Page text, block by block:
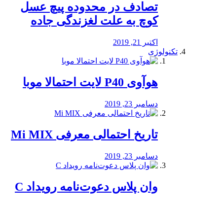
تصادف در محدوده پیچ عسل
کوچ به علت لغزندگی جاده
اکتبر 21, 2019
تکنولوژی
هوآوی P40 لایت احتمالا موبا
دسامبر 23, 2019
تاریخ احتمالی معرفی Mi MIX
دسامبر 23, 2019
وان پلاس دعوت‌نامه رویداد C